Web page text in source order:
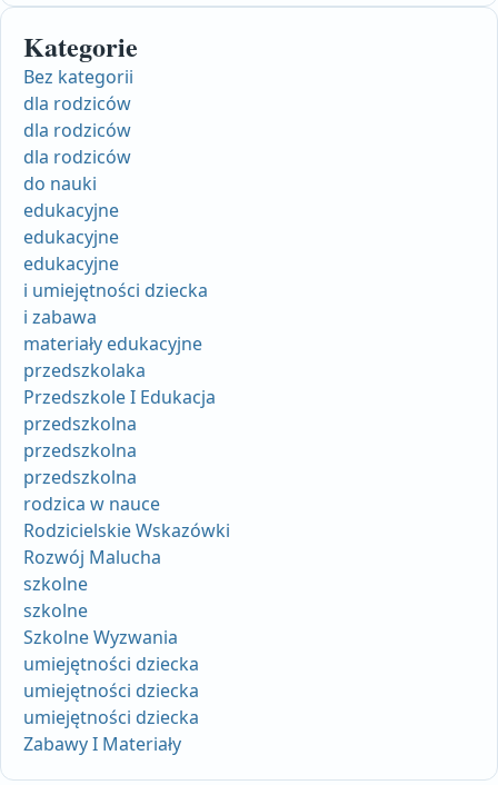
Kategorie
Bez kategorii
dla rodziców
dla rodziców
dla rodziców
do nauki
edukacyjne
edukacyjne
edukacyjne
i umiejętności dziecka
i zabawa
materiały edukacyjne
przedszkolaka
Przedszkole I Edukacja
przedszkolna
przedszkolna
przedszkolna
rodzica w nauce
Rodzicielskie Wskazówki
Rozwój Malucha
szkolne
szkolne
Szkolne Wyzwania
umiejętności dziecka
umiejętności dziecka
umiejętności dziecka
Zabawy I Materiały